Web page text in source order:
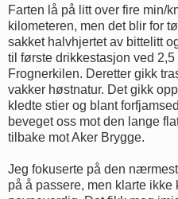
Farten lå på litt over fire min/
kilometeren, men det blir for
sakket halvhjertet av bittelitt
til første drikkestasjon ved
Frognerkilen. Deretter gikk
vakker høstnatur. Det gikk
kledte stier og blant
beveget oss mot den lange
tilbake mot Aker Brygge.
Jeg fokuserte på den
på å passere, men klarte